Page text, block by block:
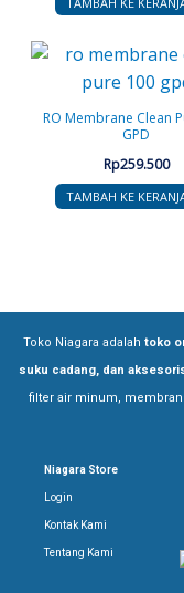
RO Membrane Clean
GPD
Rp259.500
TAMBAH KE
Toko Niagara adalah toko
suku cadang, dan
filter air minum,
Niagara Store
Login
Kontak Kami
Tentang Kami